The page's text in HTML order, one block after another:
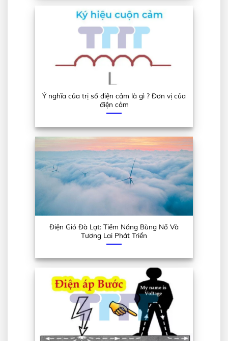
Ý nghĩa của trị số điện cảm là gì ? Đơn vị của
điện cảm
Điện Gió Đà Lạt: Tiềm Năng Bùng Nổ Và
Tương Lai Phát Triển